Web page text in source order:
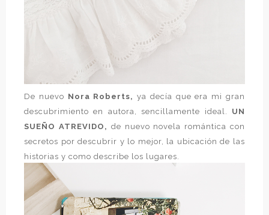
De nuevo Nora Roberts, ya decía que era mi gran
descubrimiento en autora, sencillamente ideal. UN
SUEÑO ATREVIDO, de nuevo novela romántica con
secretos por descubrir y lo mejor, la ubicación de las
historias y como describe los lugares.